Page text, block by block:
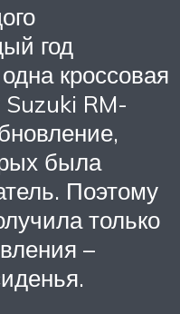
год
кроссовая
RM-
была
Поэтому
только
–